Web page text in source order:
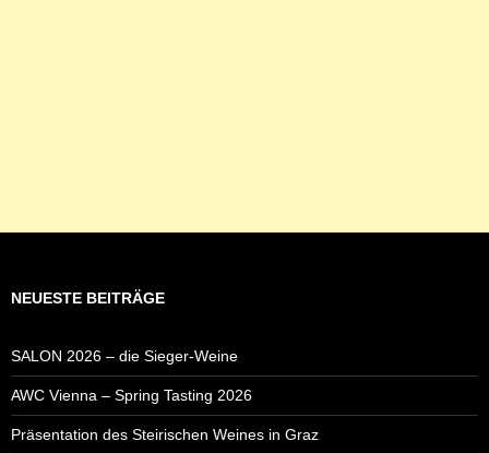
NEUESTE BEITRÄGE
SALON 2026 – die Sieger-Weine
AWC Vienna – Spring Tasting 2026
Präsentation des Steirischen Weines in Graz